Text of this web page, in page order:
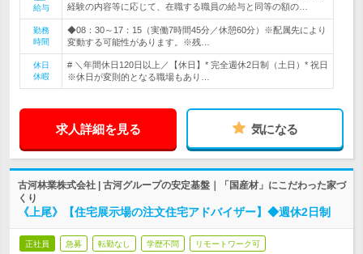
給与
経験の内容等に応じて、在職する職員の給与と同等の額の…
勤務
時間
◆08：30～17：15（実働7時間45分／休憩60分）※配属先により
変動する可能性があります。※残…
休日
休暇
# ＼年間休日120日以上／【休日】* 完全週休2日制（土日）* 祝日
※休日が変則的となる職場もあり…
求人詳細を見る 気になる
古河林業株式会社 | 古河グループの安定基盤｜「国産材」にこだわった家づ
くり
《上尾》【住宅展示場の注文住宅アドバイザー】◆週休2日制
正社員 急募 転勤なし 学歴不問 リモートワーク可